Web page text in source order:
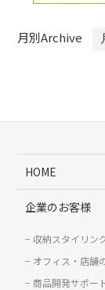
月別Archive
HOME
企業のお客様
収納スタイリン
オフィス・店舗
商品開発サポー